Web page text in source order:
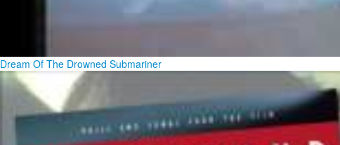
Dream Of The Drowned Submariner